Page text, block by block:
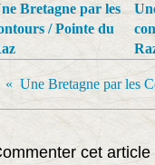
Bretagne par les
/ Pointe du
Une Bretagne par les
cet article